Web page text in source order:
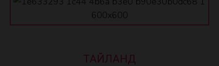
ТАЙЛАНД